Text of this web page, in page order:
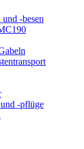
-besen
-pflüge